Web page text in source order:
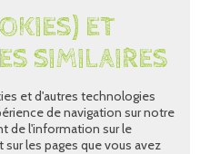
ET
SIMILAIRES
et d'autres technologies
de navigation sur notre
de l'information sur le
les pages que vous avez